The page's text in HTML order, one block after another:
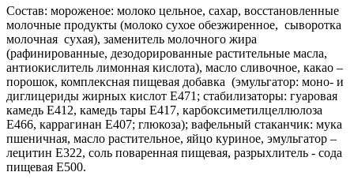
Состав: мороженое: молоко цельное, сахар, восстановленные
молочные продукты (молоко сухое обезжиренное, сыворотка
молочная сухая), заменитель молочного жира
(рафинированные, дезодорированные растительные масла,
антиокислитель лимонная кислота), масло сливочное, какао –
порошок, комплексная пищевая добавка (эмульгатор: моно- и
диглицериды жирных кислот Е471; стабилизаторы: гуаровая
камедь Е412, камедь тары Е417, карбоксиметилцеллюлоза
Е466, каррагинан Е407; глюкоза); вафельный стаканчик: мука
пшеничная, масло растительное, яйцо куриное, эмульгатор –
лецитин Е322, соль поваренная пищевая, разрыхлитель - сода
пищевая Е500.